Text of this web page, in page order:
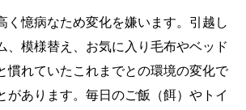
く憶病なため変化を嫌います。引越し
、模様替え、お気に入り毛布やベッド
慣れていたこれまでとの環境の変化で
があります。毎日のご飯（餌）やトイ